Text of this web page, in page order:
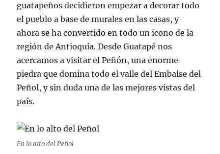
guatapeños decidieron empezar a decorar todo
el pueblo a base de murales en las casas, y
ahora se ha convertido en todo un icono de la
región de Antioquia. Desde Guatapé nos
acercamos a visitar el Peñón, una enorme
piedra que domina todo el valle del Embalse del
Peñol, y sin duda una de las mejores vistas del
país.
En lo alto del Peñol